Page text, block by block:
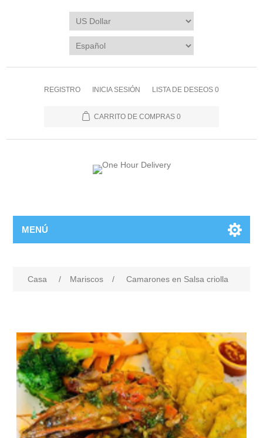
REGISTRO INICIA SESIÓN LISTA DE DESEOS 0
CARRITO DE COMPRAS 0
MENÚ
Casa / Mariscos / Camarones en Salsa criolla